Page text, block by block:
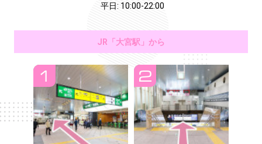
平日: 10:00-22:00
JR「大宮駅」から